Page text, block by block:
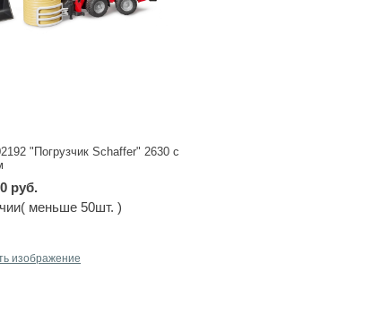
"Погрузчик Schaffer" 2630 с
руб.
меньше 50шт. )
изображение